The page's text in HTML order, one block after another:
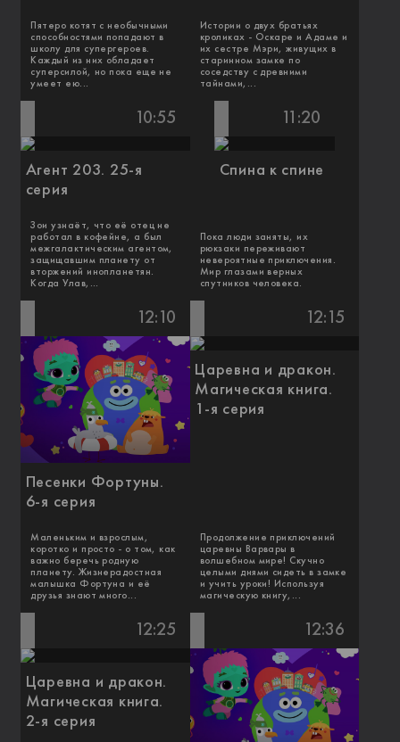
Пятеро котят с необычными
способностями попадают в
школу для супергероев.
Каждый из них обладает
суперсилой, но пока еще не
умеет ею...
Истории о двух братьях
кроликах - Оскаре и Адаме и
их сестре Мэри, живущих в
старинном замке по
соседству с древними
тайнами,...
10:55
Агент 203. 25-я
серия
Зои узнаёт, что её отец не
работал в кофейне, а был
межгалактическим агентом,
защищавшим планету от
вторжений инопланетян.
Когда Улав,...
11:20
Спина к спине
Пока люди заняты, их
рюкзаки переживают
невероятные приключения.
Мир глазами верных
спутников человека.
12:10
Песенки Фортуны.
6-я серия
Маленьким и взрослым,
коротко и просто - о том, как
важно беречь родную
планету. Жизнерадостная
малышка Фортуна и её
друзья знают много...
12:15
Царевна и дракон.
Магическая книга.
1-я серия
Продолжение приключений
царевны Варвары в
волшебном мире! Скучно
целыми днями сидеть в замке
и учить уроки! Используя
магическую книгу,...
12:25
Царевна и дракон.
Магическая книга.
2-я серия
12:36